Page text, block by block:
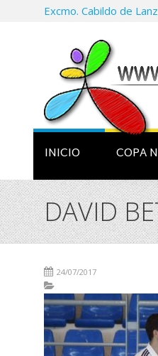
Excmo. Cabildo de
INICIO COPA
DAVID
24/07/2017